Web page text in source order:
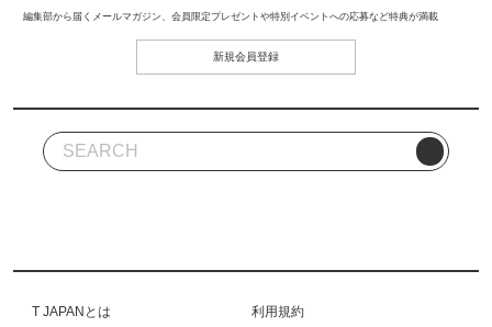
編集部から届くメールマガジン、会員限定プレゼントや特別イベントへの応募など特典が満載
新規会員登録
T JAPANとは
利用規約